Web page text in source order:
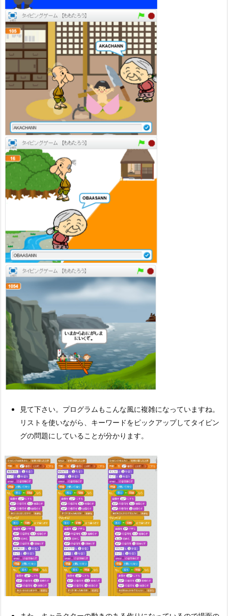
見て下さい。プログラムもこんな風に複雑になっていますね。
リストを使いながら、キーワードをピックアップしてタイピン
グの問題にしていることが分かります。